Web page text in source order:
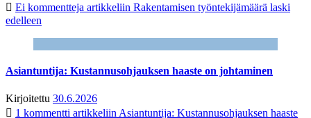
Ei kommentteja artikkeliin Rakentamisen työntekijämäärä laski
edelleen
Asiantuntija: Kustannusohjauksen haaste on johtaminen
Kirjoitettu 30.6.2026
1 kommentti artikkeliin Asiantuntija: Kustannusohjauksen haaste